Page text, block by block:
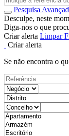
Pesquisa
Desculpe, neste
Diga-nos o que
Criar alerta Limpar
Criar alerta
Se não encontra o